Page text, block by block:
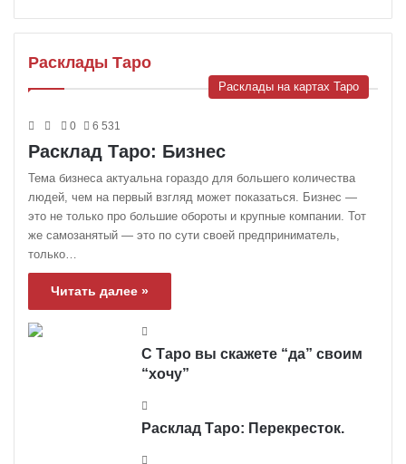
Расклады Таро
Расклады на картах Таро
0 6 531
Расклад Таро: Бизнес
Тема бизнеса актуальна гораздо для большего количества
людей, чем на первый взгляд может показаться. Бизнес —
это не только про большие обороты и крупные компании. Тот
же самозанятый — это по сути своей предприниматель,
только…
Читать далее »
С Таро вы скажете “да” своим
“хочу”
Расклад Таро: Перекресток.